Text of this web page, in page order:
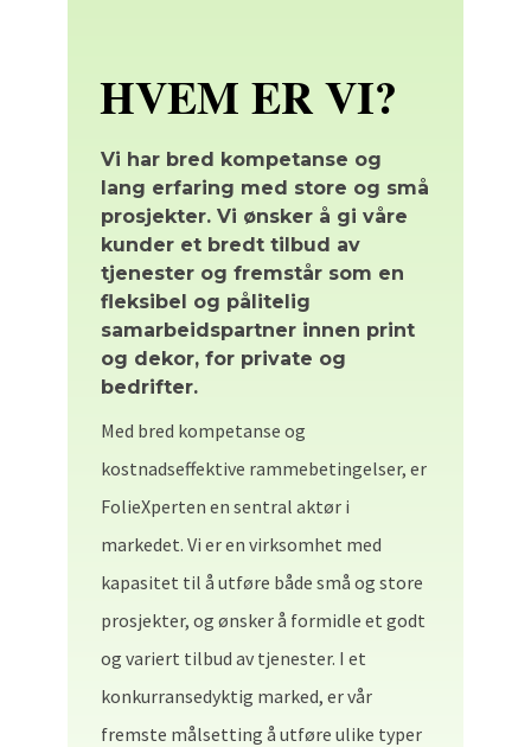
HVEM ER VI?
Vi har bred kompetanse og
lang erfaring med store og små
prosjekter. Vi ønsker å gi våre
kunder et bredt tilbud av
tjenester og fremstår som en
fleksibel og pålitelig
samarbeidspartner innen print
og dekor, for private og
bedrifter.
Med bred kompetanse og
kostnadseffektive rammebetingelser, er
FolieXperten en sentral aktør i
markedet. Vi er en virksomhet med
kapasitet til å utføre både små og store
prosjekter, og ønsker å formidle et godt
og variert tilbud av tjenester. I et
konkurransedyktig marked, er vår
fremste målsetting å utføre ulike typer